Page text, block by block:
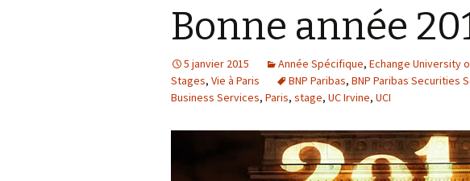
Bonne année
5 janvier 2015 Année Spécifique, Echange University
Stages, Vie à Paris BNP Paribas, BNP Paribas Securities
Business Services, Paris, stage, UC Irvine, UCI